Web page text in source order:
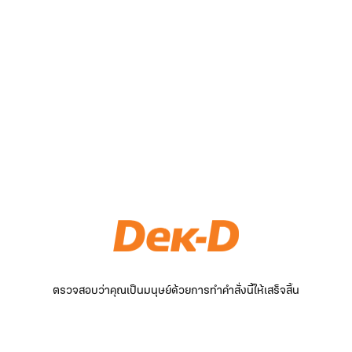
ตรวจสอบว่าคุณเป็นมนุษย์ด้วยการทำคำสั่งนี้ให้เสร็จสิ้น